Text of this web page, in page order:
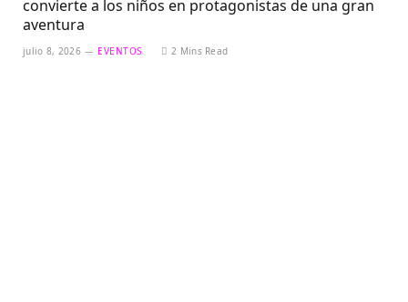
convierte a los niños en protagonistas de una gran
aventura
julio 8, 2026 EVENTOS 2 Mins Read